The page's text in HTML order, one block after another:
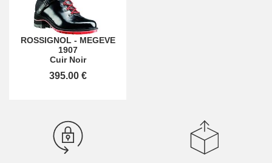
ROSSIGNOL- MEGEVE
1907
Cuir Noir
395.00 €